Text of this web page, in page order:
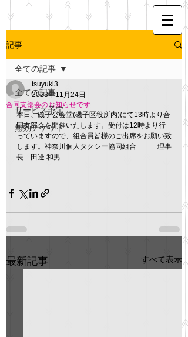
記事
全ての記事
サービス予定
無効チケット
全ての記事
合同支部会のお知らせです
tsuyuki3
2023年11月24日
本日、磯子公会堂(磯子区役所内)にて13時より合
同支部会を開催いたします。受付は12時より行
っていますので、組合員皆様のご出席をお願い致
します。神奈川個人タクシー協同組合　　　理事
長　田邊 和男
最新記事 すべて表示